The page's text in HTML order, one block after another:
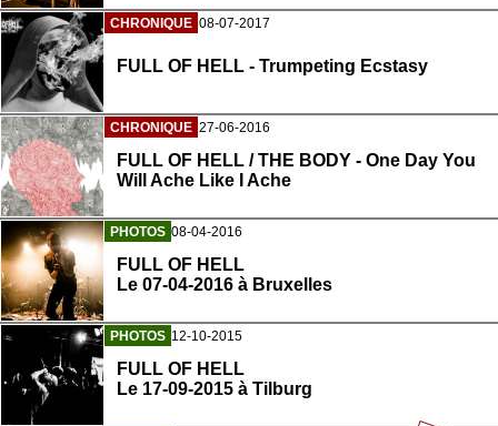
CHRONIQUE 08-07-2017
FULL OF HELL - Trumpeting Ecstasy
CHRONIQUE 27-06-2016
FULL OF HELL / THE BODY - One Day You
Will Ache Like I Ache
PHOTOS 08-04-2016
FULL OF HELL
Le 07-04-2016 à Bruxelles
PHOTOS 12-10-2015
FULL OF HELL
Le 17-09-2015 à Tilburg